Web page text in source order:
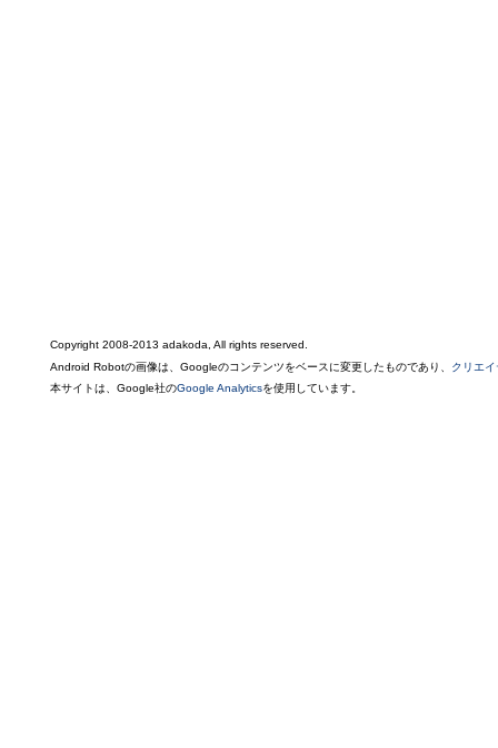
Copyright 2008-2013 adakoda, All rights reserved.
Android Robotの画像は、Googleのコンテンツをベースに変更したものであり、 クリエ
本サイトは、Google社のGoogle Analyticsを使用しています。